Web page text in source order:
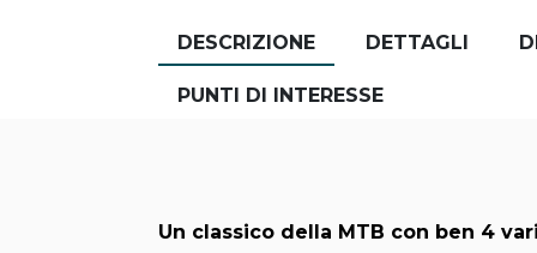
DESCRIZIONE DETTAGLI
PUNTI DI INTERESSE
Un classico della MTB con ben 4